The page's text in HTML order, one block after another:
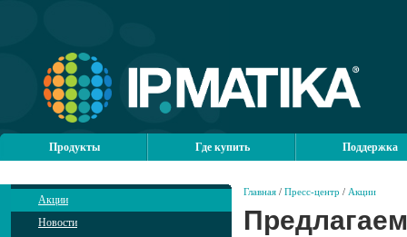
Продукты Где купить Поддержка
Акции
Новости
Главная / Пресс-центр / Акции